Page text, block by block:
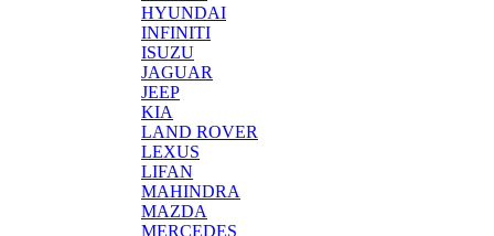
HYUNDAI
INFINITI
ISUZU
JAGUAR
JEEP
KIA
LAND ROVER
LEXUS
LIFAN
MAHINDRA
MAZDA
MERCEDES